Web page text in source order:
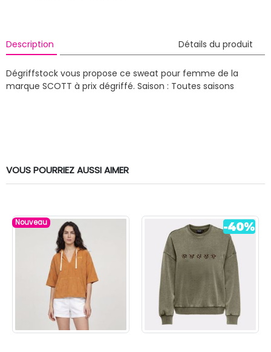
Description Détails du produit
Dégriffstock vous propose ce sweat pour femme de la
marque SCOTT à prix dégriffé. Saison : Toutes saisons
VOUS POURRIEZ AUSSI AIMER
Nouveau